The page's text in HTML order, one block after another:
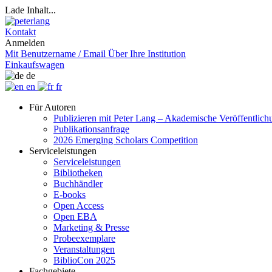
Lade Inhalt...
Kontakt
Anmelden
Mit Benutzername / Email Über Ihre Institution
Einkaufswagen
de
en
fr
Für Autoren
Publizieren mit Peter Lang – Akademische
Publikationsanfrage
2026 Emerging Scholars Competition
Serviceleistungen
Serviceleistungen
Bibliotheken
Buchhändler
E-books
Open Access
Open EBA
Marketing & Presse
Probeexemplare
Veranstaltungen
BiblioCon 2025